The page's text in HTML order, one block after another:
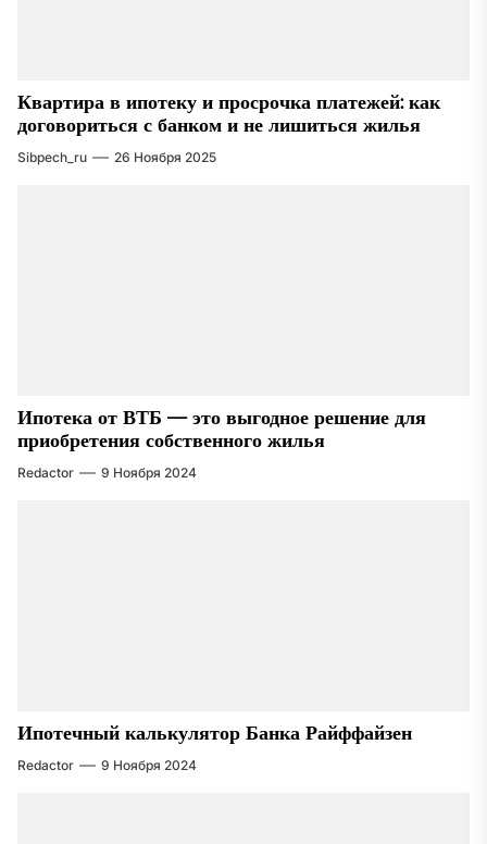
Квартира в ипотеку и просрочка платежей: как
договориться с банком и не лишиться жилья
Sibpech_ru 26 Ноября 2025
Ипотека от ВТБ — это выгодное решение для
приобретения собственного жилья
Redactor 9 Ноября 2024
Ипотечный калькулятор Банка Райффайзен
Redactor 9 Ноября 2024